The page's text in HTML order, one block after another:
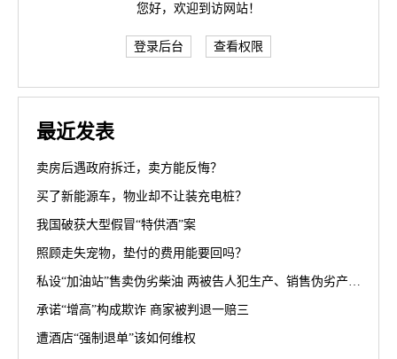
您好，欢迎到访网站！
登录后台 查看权限
最近发表
卖房后遇政府拆迁，卖方能反悔？
买了新能源车，物业却不让装充电桩？
我国破获大型假冒“特供酒”案
照顾走失宠物，垫付的费用能要回吗？
私设“加油站”售卖伪劣柴油 两被告人犯生产、销售伪劣产品罪获刑罚
承诺“增高”构成欺诈 商家被判退一赔三
遭酒店“强制退单”该如何维权